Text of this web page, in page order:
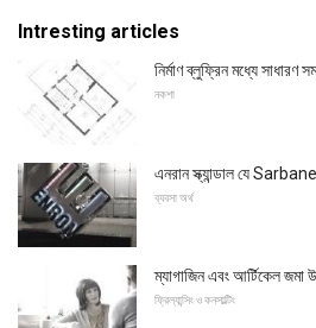
Intresting articles
নির্মাণ ব্লুফ্রিন মধ্যে সাধারণ
নকশা
এনরান স্ক্যান্ডাল যে
ব্যবসা অর্থ
ম্যাগাজিন এবং আর্টিকেল জমা
ফ্রিল্যান্সিং ও কনসাল্টিং